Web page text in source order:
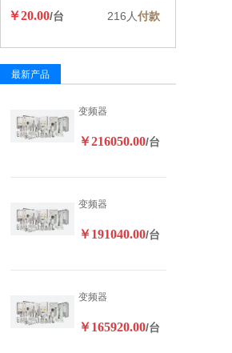
￥20.00/台 216人付款
最新产品
变频器
￥216050.00/台
变频器
￥191040.00/台
变频器
￥165920.00/台